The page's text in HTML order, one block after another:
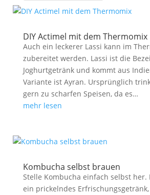
DIY Actimel mit dem Thermomix
Auch ein leckerer Lassi kann im
zubereitet werden. Lassi ist die
Joghurtgetränk und kommt aus
Variante ist Ayran. Ursprünglich
gern zu scharfen Speisen, da es…
mehr lesen
Kombucha selbst brauen
Stelle Kombucha einfach selbst her.
ein prickelndes